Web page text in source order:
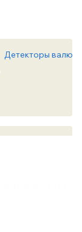
Детекторы валют